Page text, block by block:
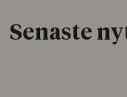
Senaste